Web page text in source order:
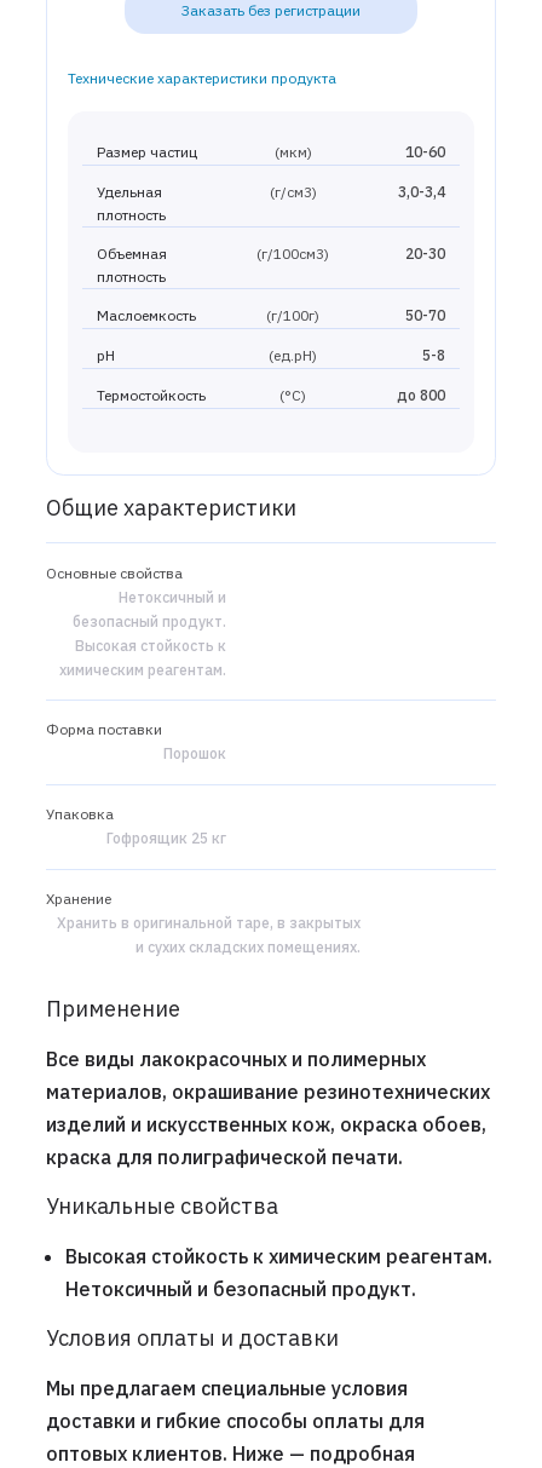
Заказать без регистрации
Технические характеристики продукта
Размер частиц (мкм) 10-60
Удельная
плотность
(г/см3) 3,0-3,4
Объемная
плотность
(г/100см3) 20-30
Маслоемкость (г/100г) 50-70
pH (ед.рН) 5-8
Термостойкость (°С) до 800
Общие характеристики
Основные свойства
Нетоксичный и
безопасный продукт.
Высокая стойкость к
химическим реагентам.
Форма поставки
Порошок
Упаковка
Гофроящик 25 кг
Хранение
Хранить в оригинальной таре, в закрытых
и сухих складских помещениях.
Применение
Все виды лакокрасочных и полимерных
материалов, окрашивание резинотехнических
изделий и искусственных кож, окраска обоев,
краска для полиграфической печати.
Уникальные свойства
Высокая стойкость к химическим реагентам.
Нетоксичный и безопасный продукт.
Условия оплаты и доставки
Мы предлагаем специальные условия
доставки и гибкие способы оплаты для
оптовых клиентов. Ниже — подробная